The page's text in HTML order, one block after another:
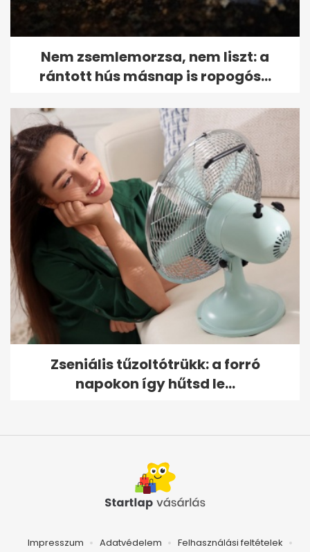
Nem zsemlemorzsa, nem liszt: a
rántott hús másnap is ropogós...
Zseniális tűzoltótrükk: a forró
napokon így hűtsd le...
Impresszum Adatvédelem Felhasználási feltételek